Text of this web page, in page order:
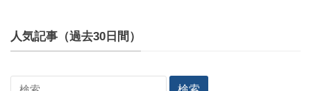
人気記事（過去30日間）